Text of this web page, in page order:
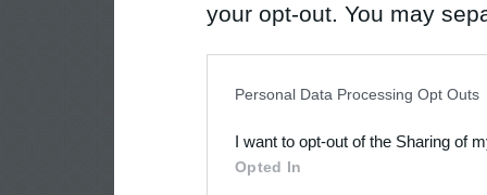
your opt-out. You may
Downstream Participants
third parties.
Personal Data Processing Opt Outs
I want to opt-out of the Sharing of
Opted In